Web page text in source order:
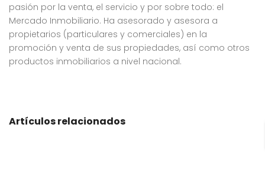
pasión por la venta, el servicio y por sobre todo: el
Mercado Inmobiliario. Ha asesorado y asesora a
propietarios (particulares y comerciales) en la
promoción y venta de sus propiedades, así como otros
productos inmobiliarios a nivel nacional.
Artículos relacionados